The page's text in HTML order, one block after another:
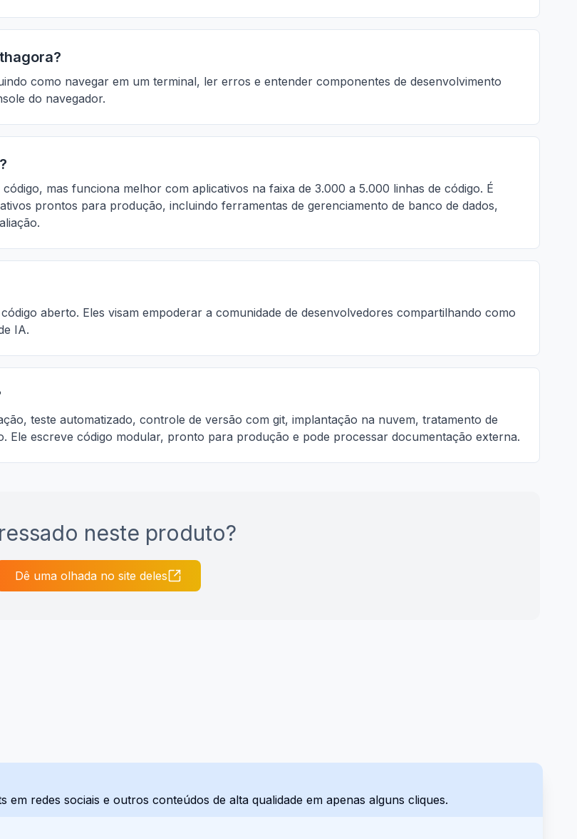
como navegar em um terminal, ler erros e entender componentes de desenvolvimento
do navegador.
mas funciona melhor com aplicativos na faixa de 3.000 a 5.000 linhas de código. É
prontos para produção, incluindo ferramentas de gerenciamento de banco de dados,
aberto. Eles visam empoderar a comunidade de desenvolvedores compartilhando como
IA.
teste automatizado, controle de versão com git, implantação na nuvem, tratamento de
Ele escreve código modular, pronto para produção e pode processar documentação externa.
neste produto?
Dê uma olhada no site deles
redes sociais e outros conteúdos de alta qualidade em apenas alguns cliques.